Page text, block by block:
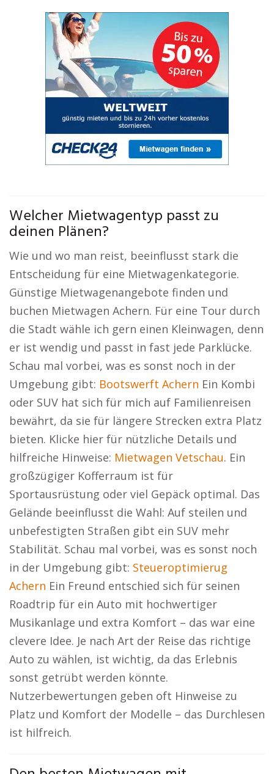
Welcher Mietwagentyp passt zu
deinen Plänen?
Wie und wo man reist, beeinflusst stark die
Entscheidung für eine Mietwagenkategorie.
Günstige Mietwagenangebote finden und
buchen Mietwagen Achern. Für eine Tour durch
die Stadt wähle ich gern einen Kleinwagen, denn
er ist wendig und passt in fast jede Parklücke.
Schau mal vorbei, was es sonst noch in der
Umgebung gibt: Bootswerft Achern Ein Kombi
oder SUV hat sich für mich auf Familienreisen
bewährt, da sie für längere Strecken extra Platz
bieten. Klicke hier für nützliche Details und
hilfreiche Hinweise: Mietwagen Vetschau. Ein
großzügiger Kofferraum ist für
Sportausrüstung oder viel Gepäck optimal. Das
Gelände beeinflusst die Wahl: Auf steilen und
unbefestigten Straßen gibt ein SUV mehr
Stabilität. Schau mal vorbei, was es sonst noch
in der Umgebung gibt: Steueroptimierug
Achern Ein Freund entschied sich für seinen
Roadtrip für ein Auto mit hochwertiger
Musikanlage und extra Komfort – das war eine
clevere Idee. Je nach Art der Reise das richtige
Auto zu wählen, ist wichtig, da das Erlebnis
sonst getrübt werden könnte.
Nutzerbewertungen geben oft Hinweise zu
Platz und Komfort der Modelle – das Durchlesen
ist hilfreich.